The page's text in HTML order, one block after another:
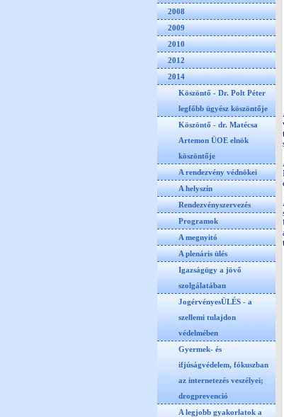
2008
2009
2010
2012
2014
Köszöntő - Dr. Polt Péter
legfőbb ügyész köszöntője
Köszöntő - dr. Matécsa
Artemon ÜOE elnök
köszöntője
A rendezvény védnökei
A helyszín
Rendezvényszervezés
Programok
A megnyitó
A plenáris ülés
Igazságügy a jövő
szolgálatában
JogérvényesÜLÉS - a
szellemi tulajdon
védelmében
Gyermek- és
ifjúságvédelem, fókuszban
az internetezés veszélyei;
drogprevenció
A legjobb gyakorlatok a